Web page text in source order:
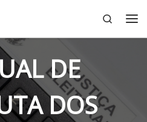
Search
DE
DOS